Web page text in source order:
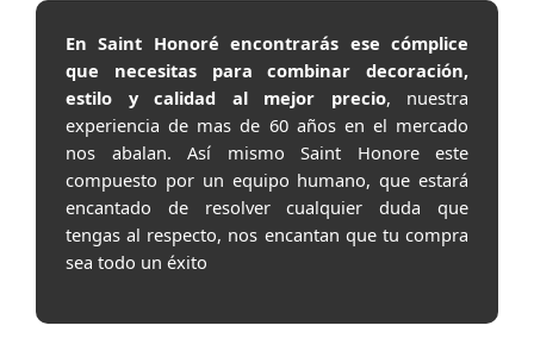
En Saint Honoré encontrarás ese cómplice
que necesitas para combinar decoración,
estilo y calidad al mejor precio, nuestra
experiencia de mas de 60 años en el mercado
nos abalan. Así mismo Saint Honore este
compuesto por un equipo humano, que estará
encantado de resolver cualquier duda que
tengas al respecto, nos encantan que tu compra
sea todo un éxito